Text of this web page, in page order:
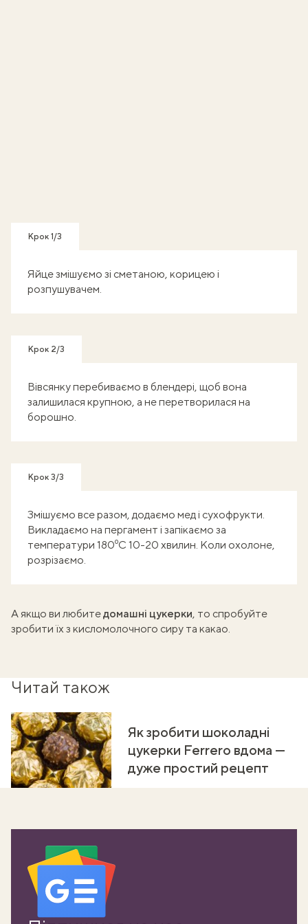
Крок 1/3
Яйце змішуємо зі сметаною, корицею і
розпушувачем.
Крок 2/3
Вівсянку перебиваємо в блендері, щоб вона
залишилася крупною, а не перетворилася на
борошно.
Крок 3/3
Змішуємо все разом, додаємо мед і сухофрукти.
Викладаємо на пергамент і запікаємо за
температури 180⁰С 10-20 хвилин. Коли охолоне,
розрізаємо.
А якщо ви любитедомашні цукерки, то спробуйте
зробити їхз кисломолочного сиру та какао.
Читай також
Як зробити шоколадні
цукерки Ferrero вдома —
дуже простий рецепт